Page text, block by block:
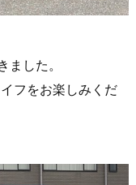
した。
フをお楽しみくだ